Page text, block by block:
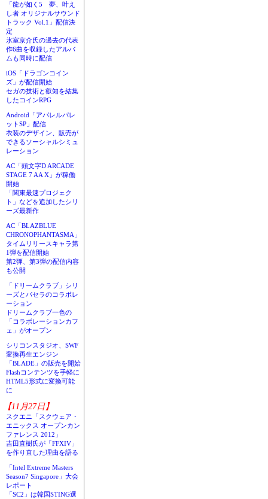
「龍が如く5 夢、叶え
し者 オリジナルサウンド
トラック Vol.1」配信決
定
氷室京介氏の過去の代表
作6曲を収録したアルバ
ムも同時に配信
iOS「ドラゴンコイン
ズ」が配信開始
セガの技術と叡知を結集
したコインRPG
Android「アパレルパレ
ットSP」配信
衣装のデザイン、販売が
できるソーシャルシミュ
レーション
AC「頭文字D ARCADE
STAGE 7 AA X」が稼働
開始
「関東最速プロジェク
ト」などを追加したシリ
ーズ最新作
AC「BLAZBLUE
CHRONOPHANTASMA」
タイムリリースキャラ第
1弾を配信開始
第2弾、第3弾の配信内容
も公開
「ドリームクラブ」シリ
ーズとパセラのコラボレ
ーション
ドリームクラブ一色の
「コラボレーションカフ
ェ」がオープン
シリコンスタジオ、SWF
変換再生エンジン
「BLADE」の販売を開始
Flashコンテンツを手軽に
HTML5形式に変換可能
に
【11月27日】
スクエニ「スクウェア・
エニックス オープンカン
ファレンス 2012」
吉田直樹氏が「FFXIV」
を作り直した理由を語る
「Intel Extreme Masters
Season7 Singapore」大会
レポート
「SC2」は韓国STING選